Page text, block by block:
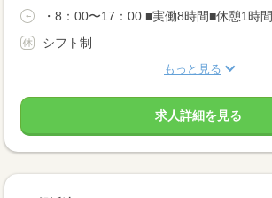
・8：00〜17：00 ■実働8時間■休憩1時間
シフト制
もっと見る
求人詳細を見る